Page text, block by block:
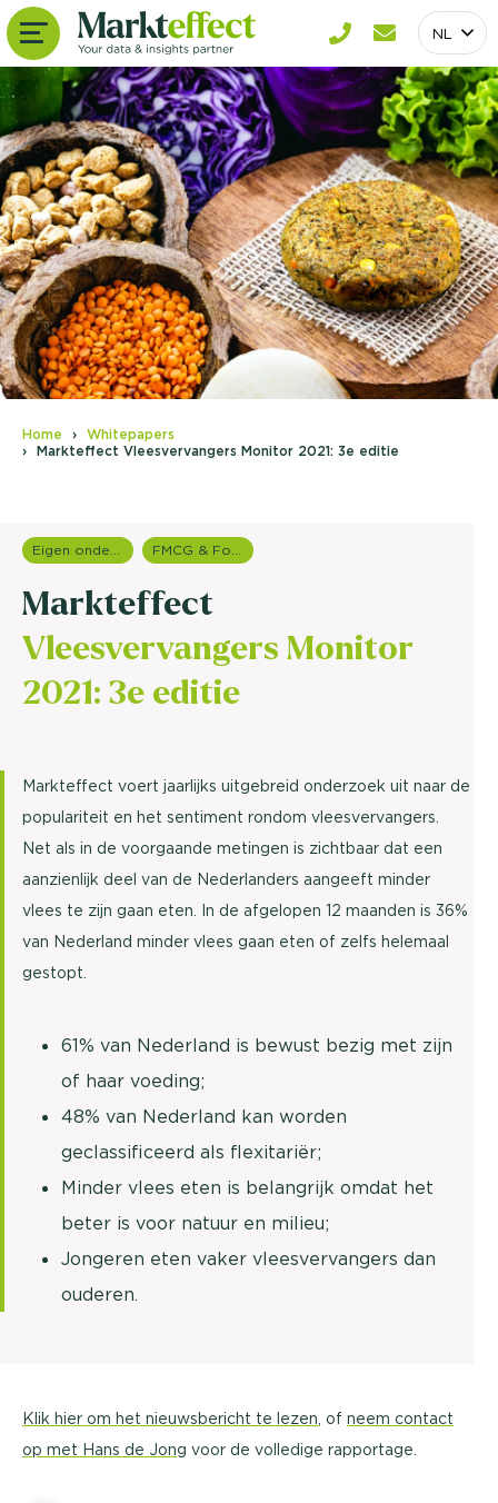
NL
Home
Whitepapers
Markteffect Vleesvervangers Monitor 2021: 3e editie
Markteffect
Vleesvervangers Monitor
2021: 3e editie
Markteffect voert jaarlijks uitgebreid onderzoek uit naar de
populariteit en het sentiment rondom vleesvervangers.
Net als in de voorgaande metingen is zichtbaar dat een
aanzienlijk deel van de Nederlanders aangeeft minder
vlees te zijn gaan eten. In de afgelopen 12 maanden is 36%
van Nederland minder vlees gaan eten of zelfs helemaal
gestopt.
61% van Nederland is bewust bezig met zijn
of haar voeding;
48% van Nederland kan worden
geclassificeerd als flexitariër;
Minder vlees eten is belangrijk omdat het
beter is voor natuur en milieu;
Jongeren eten vaker vleesvervangers dan
ouderen.
Klik hier om het nieuwsbericht te lezen , of neem contact
op met Hans de Jong voor de volledige rapportage.